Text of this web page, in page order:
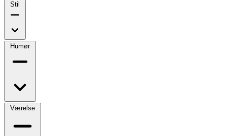
Stil
Humør
Værelse